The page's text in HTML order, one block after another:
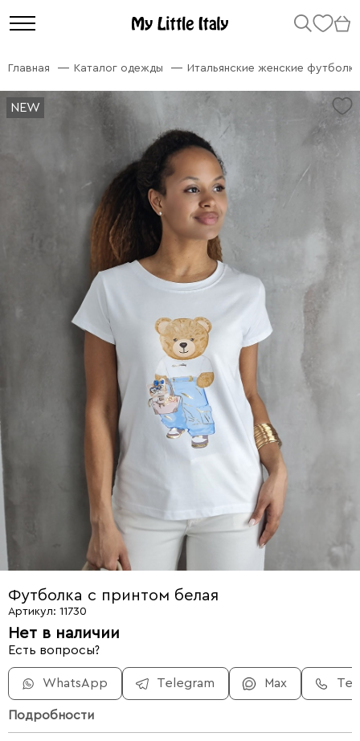
Главная Каталог одежды Итальянские женские футболки
NEW
NEW
Футболка с принтом белая
Артикул: 11730
Нет в наличии
Есть вопросы?
WhatsApp Telegram Max
Подробности